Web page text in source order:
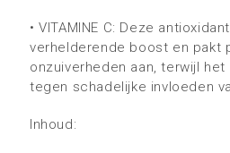
•VITAMINE C: Deze
verhelderende boost en pakt
onzuiverheden aan, terwijl
tegen schadelijke invloeden
Inhoud: